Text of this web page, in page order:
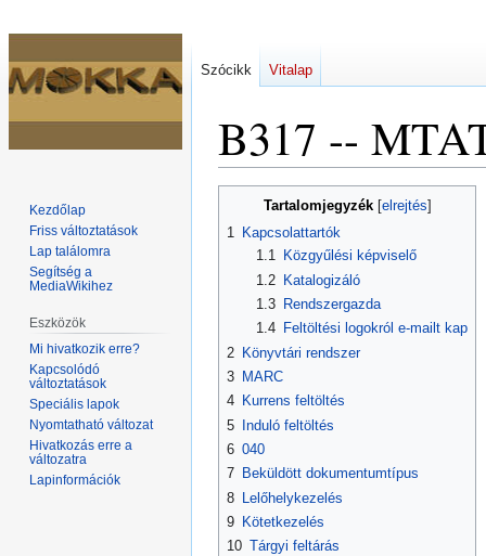
B317 --
navigációhoz
kereséshez
Tartalomjegyzék
1 Kapcsolattartók
1.1
Közgyűlési képviselő
1.2
Katalogizáló
1.3
Rendszergazda
1.4
Feltöltési logokról e-mailt kap
2 Könyvtári rendszer
3 MARC
4 Kurrens feltöltés
5 Induló feltöltés
6 040
7 Beküldött dokumentumtípus
8 Lelőhelykezelés
9 Kötetkezelés
10 Tárgyi feltárás
Szócikk Vitalap
Kezdőlap
Friss változtatások
Lap találomra
Segítség a
MediaWikihez
Eszközök
Mi hivatkozik erre?
Kapcsolódó
változtatások
Speciális lapok
Nyomtatható változat
Hivatkozás erre a
változatra
Lapinformációk